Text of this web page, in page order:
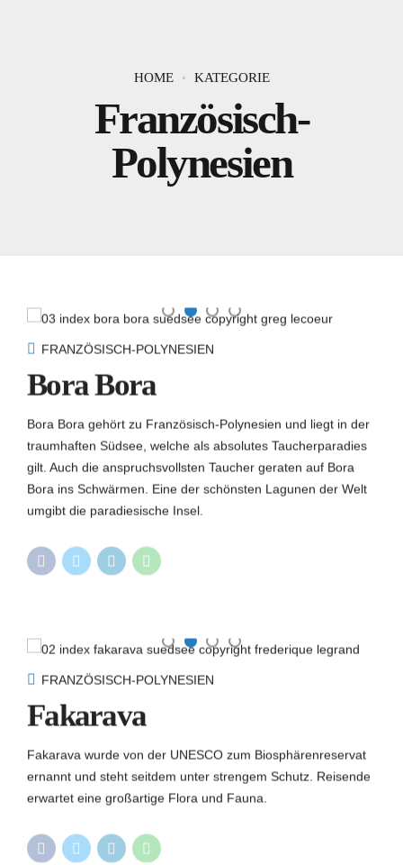
HOME KATEGORIE
Französisch-
Polynesien
FRANZÖSISCH-POLYNESIEN
Bora Bora
Bora Bora gehört zu Französisch-Polynesien und liegt in der
traumhaften Südsee, welche als absolutes Taucherparadies
gilt. Auch die anspruchsvollsten Taucher geraten auf Bora
Bora ins Schwärmen. Eine der schönsten Lagunen der Welt
umgibt die paradiesische Insel.
FRANZÖSISCH-POLYNESIEN
Fakarava
Fakarava wurde von der UNESCO zum Biosphärenreservat
ernannt und steht seitdem unter strengem Schutz. Reisende
erwartet eine großartige Flora und Fauna.